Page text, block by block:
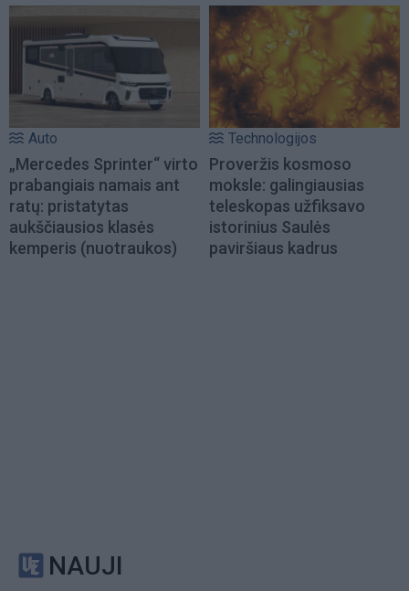
Auto
„Mercedes Sprinter“ virto
prabangiais namais ant
ratų: pristatytas
aukščiausios klasės
kemperis (nuotraukos)
Technologijos
Proveržis kosmoso
moksle: galingiausias
teleskopas užfiksavo
istorinius Saulės
paviršiaus kadrus
NAUJI